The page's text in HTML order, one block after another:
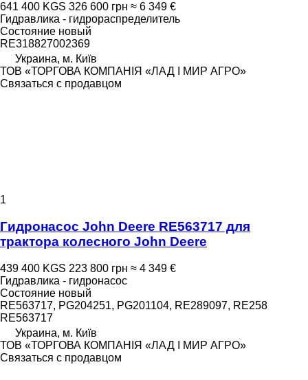
641 400 KGS 326 600 грн ≈ 6 349 €
Гидравлика - гидрораспределитель
Состояние новый
RE318827002369
Украина, м. Київ
ТОВ «ТОРГОВА КОМПАНІЯ «ЛАД І МИР АГРО»
Связаться с продавцом
1
Гидронасос John Deere RE563717 для
трактора колесного John Deere
439 400 KGS 223 800 грн ≈ 4 349 €
Гидравлика - гидронасос
Состояние новый
RE563717, PG204251, PG201104, RE289097, RE258
RE563717
Украина, м. Київ
ТОВ «ТОРГОВА КОМПАНІЯ «ЛАД І МИР АГРО»
Связаться с продавцом